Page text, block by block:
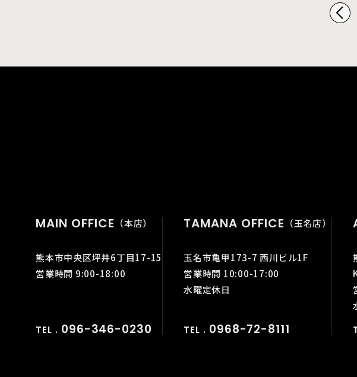
MAIN OFFICE （本店）
熊本市中央区坪井6丁目17-15
営業時間 9:00-18:00
TEL . 096-346-0230
TAMANA OFFICE （玉名店）
玉名市亀甲173-7 西川ビル1F
営業時間 10:00-17:00
水曜定休日
TEL . 0968-72-8111